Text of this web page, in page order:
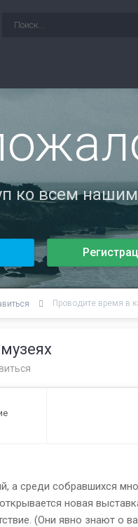
ко всем
Проводите время в
а среди собравшихся
новая
(Они явно знают о